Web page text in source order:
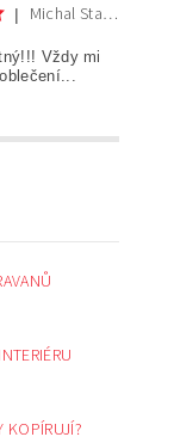
|
Michal Staněk
Vždy mi
KOPÍRUJÍ?